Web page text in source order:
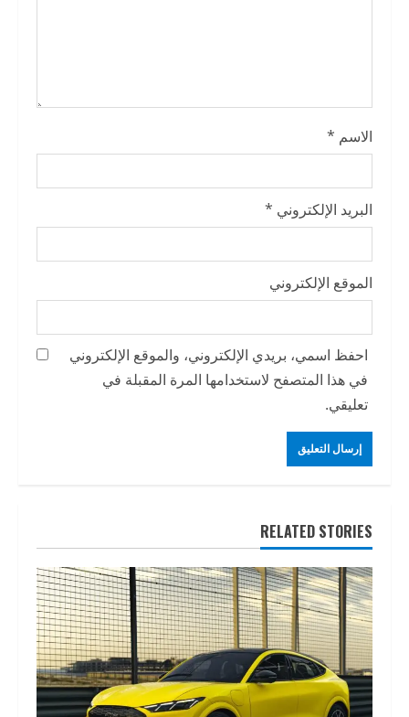
الاسم *
البريد الإلكتروني *
الموقع الإلكتروني
احفظ اسمي، بريدي الإلكتروني، والموقع الإلكتروني
في هذا المتصفح لاستخدامها المرة المقبلة في
تعليقي.
RELATED STORIES